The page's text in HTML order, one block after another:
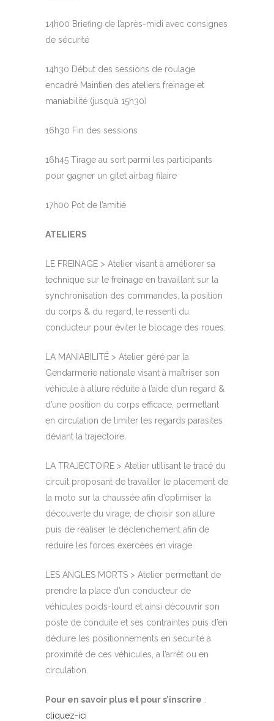
14h00 Briefing de l’après-midi avec consignes
de sécurité
14h30 Début des sessions de roulage
encadré Maintien des ateliers freinage et
maniabilité (jusqu’à 15h30)
16h30 Fin des sessions
16h45 Tirage au sort parmi les participants
pour gagner un gilet airbag filaire
17h00 Pot de l’amitié
ATELIERS
LE FREINAGE > Atelier visant à améliorer sa
technique sur le freinage en travaillant sur la
synchronisation des commandes, la position
du corps & du regard, le ressenti du
conducteur pour éviter le blocage des roues.
LA MANIABILITÉ > Atelier géré par la
Gendarmerie nationale visant à maîtriser son
véhicule à allure réduite à l’aide d’un regard &
d’une position du corps efficace, permettant
en circulation de limiter les regards parasites
déviant la trajectoire.
LA TRAJECTOIRE > Atelier utilisant le tracé du
circuit proposant de travailler le placement de
la moto sur la chaussée afin d’optimiser la
découverte du virage, de choisir son allure
puis de réaliser le déclenchement afin de
réduire les forces exercées en virage.
LES ANGLES MORTS > Atelier permettant de
prendre la place d’un conducteur de
véhicules poids-lourd et ainsi découvrir son
poste de conduite et ses contraintes puis d’en
déduire les positionnements en sécurité à
proximité de ces véhicules, a l’arrêt ou en
circulation.
Pour en savoir plus et pour s’inscrire :
cliquez-ici